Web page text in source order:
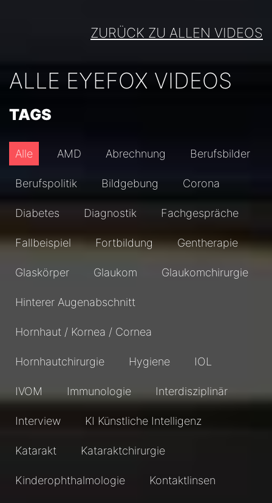
ZURÜCK ZU ALLEN VIDEOS
ALLE EYEFOX VIDEOS
TAGS
Alle AMD Abrechnung Berufsbilder
Berufspolitik Bildgebung Corona
Diabetes Diagnostik Fachgespräche
Fallbeispiel Fortbildung Gentherapie
Glaskörper Glaukom Glaukomchirurgie
Hinterer Augenabschnitt
Hornhaut / Kornea / Cornea
Hornhautchirurgie Hygiene IOL
IVOM Immunologie Interdisziplinär
Interview KI Künstliche Intelligenz
Katarakt Kataraktchirurgie
Kinderophthalmologie Kontaktlinsen